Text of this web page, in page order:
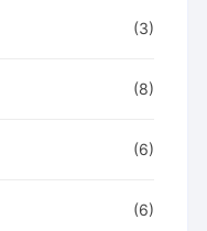
(3)
(8)
(6)
(6)